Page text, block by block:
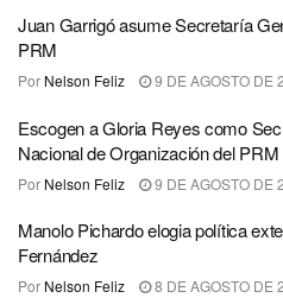
Juan Garrigó asume Secretaría
PRM
Por Nelson Feliz 9 DE AGOSTO DE
Escogen a Gloria Reyes como
Nacional de Organización del PRM
Por Nelson Feliz 9 DE AGOSTO DE
Manolo Pichardo elogia política
Fernández
Por Nelson Feliz 8 DE AGOSTO DE